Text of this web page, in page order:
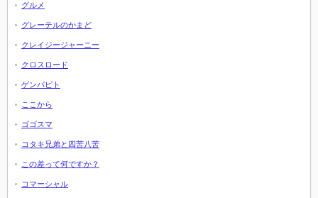
グルメ
グレーテルのかまど
クレイジージャーニー
クロスロード
ゲンバビト
ここから
ゴゴスマ
コタキ兄弟と四苦八苦
この差って何ですか？
コマーシャル